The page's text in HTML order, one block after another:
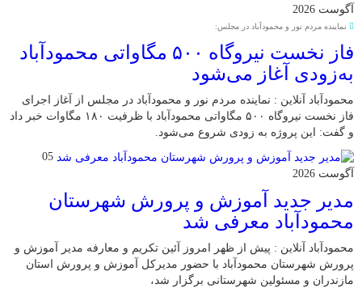
آگوست 2026
نماینده مردم نور و محمودآباد در مجلس:
فاز نخست نیروگاه ۵۰۰ مگاواتی محمودآباد
به‌زودی آغاز می‌شود
محمودآباد آنلاین : نماینده مردم نور و محمودآباد در مجلس از آغاز اجرای
فاز نخست نیروگاه ۵۰۰ مگاواتی محمودآباد با ظرفیت ۱۸۰ مگاوات خبر داد
و گفت: این پروژه به زودی شروع می‌شود.
05
آگوست 2026
مدیر جدید آموزش و پرورش شهرستان
محمودآباد معرفی شد
محمودآباد آنلاین : پیش از ظهر امروز آئین تکریم و معارفه مدیر آموزش و
پرورش شهرستان محمودآباد با حضور مدیرکل آموزش و پرورش استان
مازندران و مسئولین شهرستانی برگزار شد،